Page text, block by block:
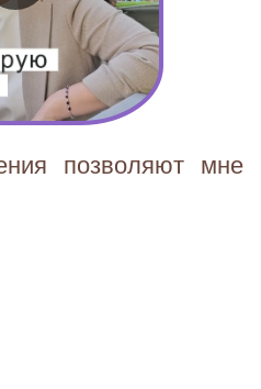
позволяют мне